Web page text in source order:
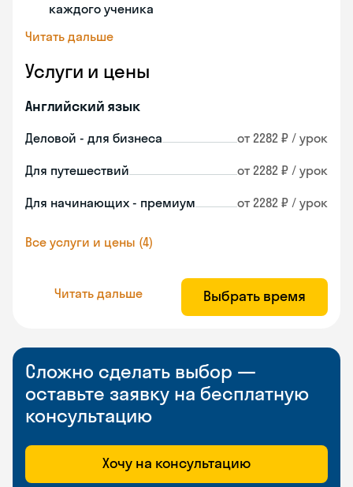
каждого ученика
Читать дальше
Услуги и цены
Английский язык
Деловой - для бизнеса от 2282 ₽ / урок
Для путешествий от 2282 ₽ / урок
Для начинающих - премиум от 2282 ₽ / урок
Все услуги и цены (4)
Читать дальше Выбрать время
Сложно сделать выбор —
оставьте заявку на бесплатную
консультацию
Хочу на консультацию